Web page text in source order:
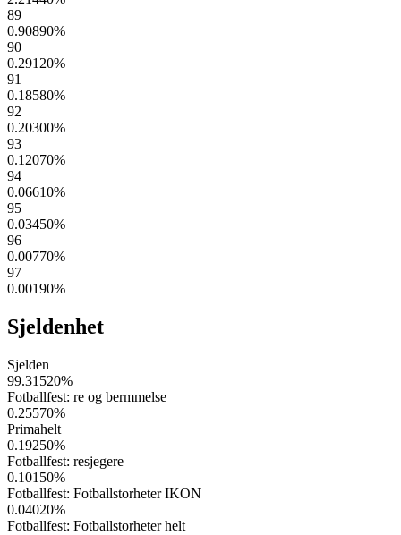
89
0.90890%
90
0.29120%
91
0.18580%
92
0.20300%
93
0.12070%
94
0.06610%
95
0.03450%
96
0.00770%
97
0.00190%
Sjeldenhet
Sjelden
99.31520%
Fotballfest: re og bermmelse
0.25570%
Primahelt
0.19250%
Fotballfest: resjegere
0.10150%
Fotballfest: Fotballstorheter IKON
0.04020%
Fotballfest: Fotballstorheter helt